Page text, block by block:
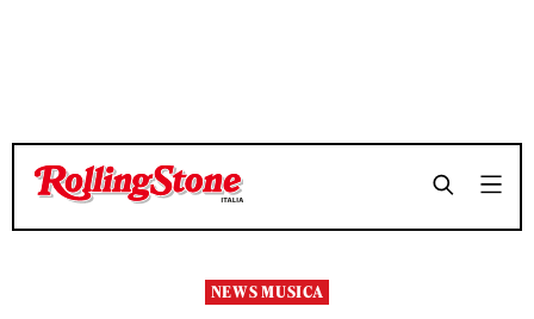
TEMPO DI LETTURA 4 MINUTI SHARE
TEMPO DI LETTURA 4 MINUTI SHARE
NEWS MUSICA